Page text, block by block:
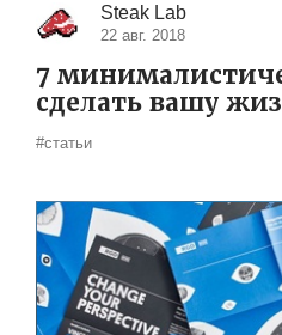
Steak Lab
22 авг. 2018
7
сделать вашу
#статьи